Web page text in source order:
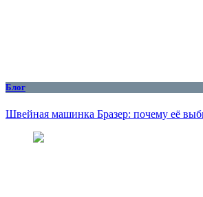
Блог
Швейная машинка Бразер: почему её